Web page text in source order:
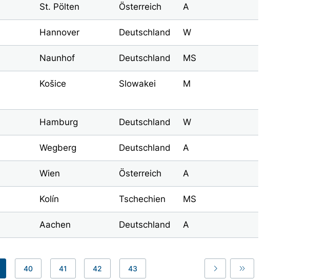
St. Pölten Österreich A
Hannover Deutschland W
Naunhof Deutschland MS
Košice Slowakei M
Hamburg Deutschland W
Wegberg Deutschland A
Wien Österreich A
Kolín Tschechien MS
Aachen Deutschland A
40 41 42 43
Last Last